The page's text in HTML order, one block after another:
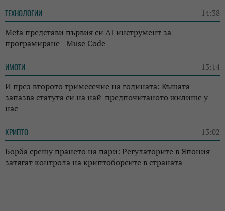
ТЕХНОЛОГИИ 14:38
Meta представи първия си AI инструмент за
програмиране - Muse Code
ИМОТИ 13:14
И през второто тримесечие на годината: Къщата
запазва статута си на най-предпочитаното жилище у
нас
КРИПТО 13:02
Борба срещу прането на пари: Регулаторите в Япония
затягат контрола на криптоборсите в страната